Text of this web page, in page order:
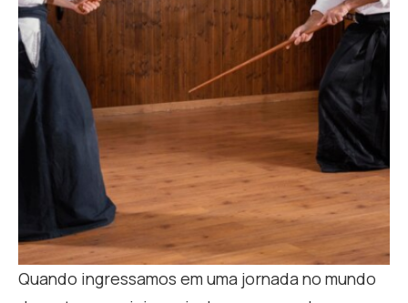
Quando ingressamos em uma jornada no mundo